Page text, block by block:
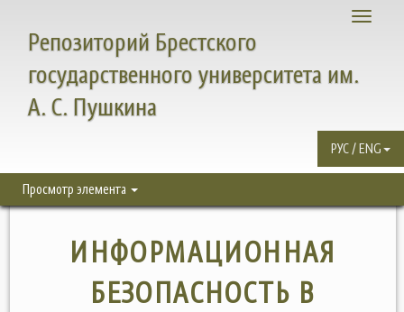
Toggle
Репозиторий Брестского
государственного университета им.
А. С. Пушкина
РУС / ENG
Просмотр элемента
ИНФОРМАЦИОННАЯ
БЕЗОПАСНОСТЬ В